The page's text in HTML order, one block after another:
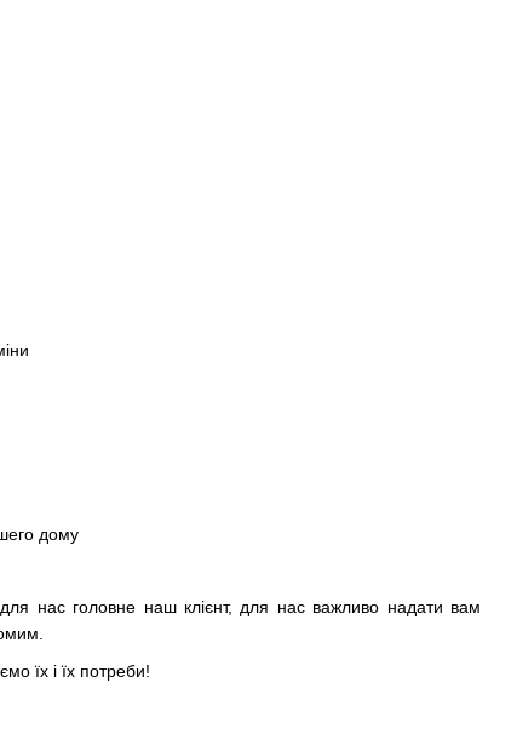
дому
нас головне наш клієнт, для нас важливо надати вам
їх і їх потреби!